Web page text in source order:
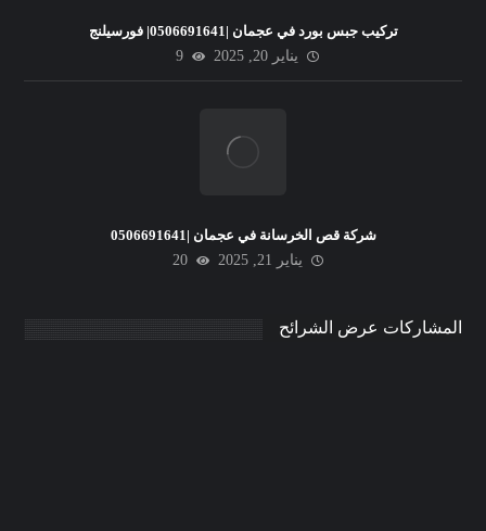
تركيب جبس بورد في عجمان |0506691641| فورسيلنج
يناير 20, 2025
9
شركة قص الخرسانة في عجمان |0506691641
يناير 21, 2025
20
المشاركات عرض الشرائح